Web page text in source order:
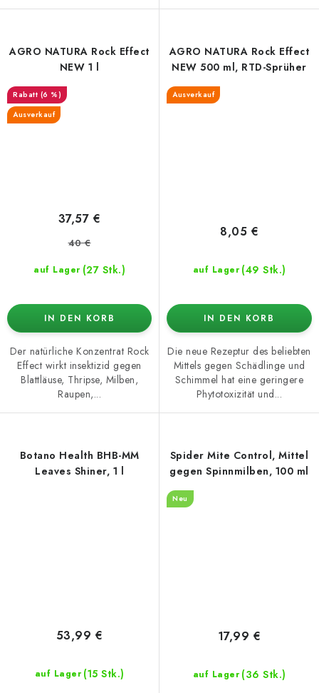
AGRO NATURA Rock Effect
NEW 1 l
(6 %)
Ausverkauf
auf Lager (27 Stk.)
37,57 €
40 €
IN DEN KORB
Der natürliche Konzentrat Rock
Effect wirkt insektizid gegen
Blattläuse, Thripse, Milben,
Raupen,...
AGRO NATURA Rock Effect
NEW 500 ml, RTD-Sprüher
Ausverkauf
auf Lager (49 Stk.)
8,05 €
IN DEN KORB
Die neue Rezeptur des beliebten
Mittels gegen Schädlinge und
Schimmel hat eine geringere
Phytotoxizität und...
Botano Health BHB-MM
Leaves Shiner, 1 l
auf Lager (15 Stk.)
53,99 €
Spider Mite Control, Mittel
gegen Spinnmilben, 100 ml
Neu
auf Lager (36 Stk.)
17,99 €